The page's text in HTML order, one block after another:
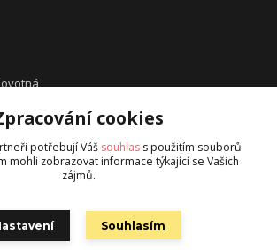
cookies
potřebují Váš souhlas s použitím souborů
mohli zobrazovat informace týkající se Vašich
zájmů.
Souhlasím